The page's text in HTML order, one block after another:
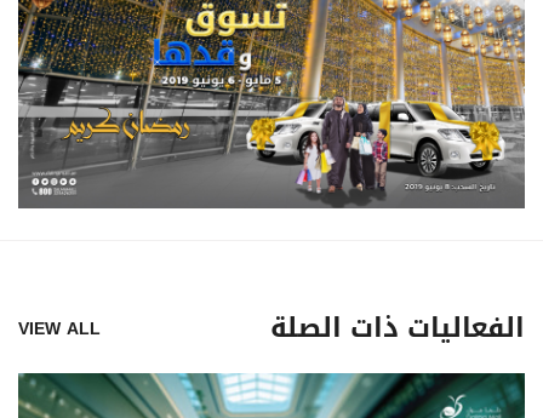
الفعاليات ذات الصلة VIEW ALL